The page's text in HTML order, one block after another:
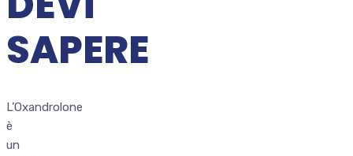
SAPERE
L’Oxandrolone
è
un